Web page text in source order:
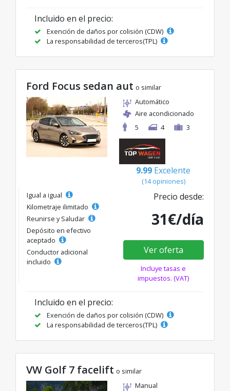
Incluido en el precio:
Exención de daños por colisión (CDW)
La responsabilidad de terceros(TPL)
Ford Focus sedan aut o similar
Automático
Aire acondicionado
5
4 3
9.99 Excelente
(14 opiniones)
Igual a igual
Kilometraje ilimitado
Reunirse y Saludar
Depósito en efectivo
aceptado
Conductor adicional
incluido
Precio desde:
31€/día
Ver oferta
Incluye tasas e
impuestos. (VAT)
Incluido en el precio:
Exención de daños por colisión (CDW)
La responsabilidad de terceros(TPL)
VW Golf 7 facelift o similar
Manual